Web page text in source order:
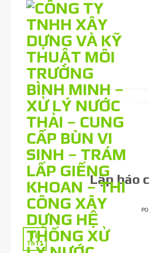
content
TRANG CHỦ NUÔI CẤY
Lập báo
16
Th11